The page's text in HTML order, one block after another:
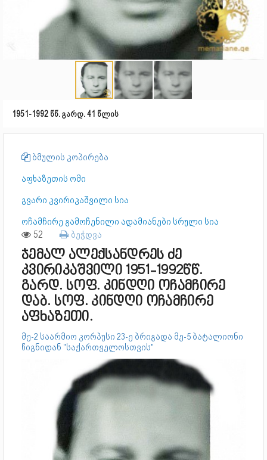
1951-1992 წწ. გარდ. 41 წლის
ბმულის კოპირება
აფხაზეთის ომი
გვარი კვირიკაშვილი სია
ოჩამჩირე გამოჩენილი ადამიანები სრული სია
52 ბეჭდვა
ჯემალ ალექსანდრეს ძე
კვირიკაშვილი 1951-1992წწ.
გარდ. სოფ. კინდღი ოჩამჩირე
დაბ. სოფ. კინდღი ოჩამჩირე
აფხაზეთი.
მე-2 საარმიო კორპუსი 23-ე ბრიგადა მე-5 ბატალიონი
წიგნიდან "საქართველოსთვის"